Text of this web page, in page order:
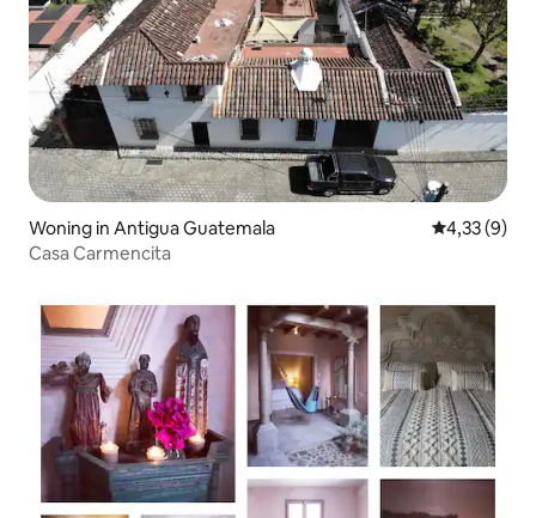
Woning in Antigua Guatemala
4,33 (9)
Casa Carmencita